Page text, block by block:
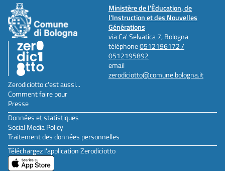
Ministère de l'Éducation, de
l'Instruction et des Nouvelles
Générations
via Ca' Selvatica 7, Bologna
téléphone0512196172 /
0512195892
email
zerodiciotto@comune.bologna.it
Zerodiciotto c'est aussi...
Comment faire pour
Presse
Données et statistiques
Social Media Policy
Traitement des données personnelles
Téléchargez l'application Zerodiciotto